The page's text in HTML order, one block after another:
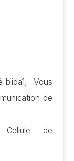
blida1, Vous
de
de